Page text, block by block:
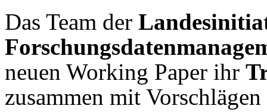
Das Team der
neuen Working Paper ihr
zusammen mit